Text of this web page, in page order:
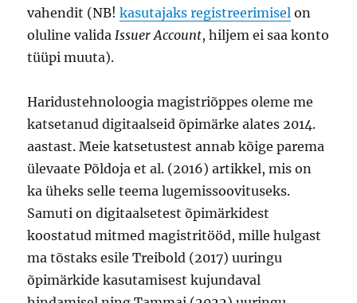
vahendit (NB!kasutajaks registreerimisel on
oluline validaIssuer Account, hiljem ei saa konto
tüüpi muuta).
Haridustehnoloogia magistriõppes oleme me
katsetanud digitaalseid õpimärke alates 2014.
aastast. Meie katsetustest annab kõige parema
ülevaate Põldoja et al. (2016) artikkel, mis on
ka üheks selle teema lugemissoovituseks.
Samuti on digitaalsetest õpimärkidest
koostatud mitmed magistritööd, mille hulgast
ma tõstaks esile Treibold (2017) uuringu
õpimärkide kasutamisest kujundaval